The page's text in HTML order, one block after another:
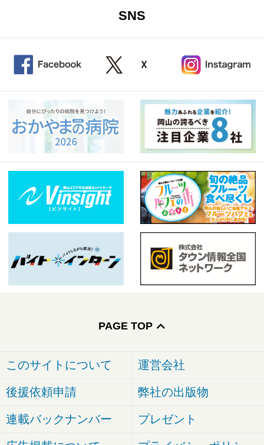
SNS
PAGE TOP
このサイトについて 運営会社
後援依頼申請 弊社の出版物
連載バックナンバー プレゼント